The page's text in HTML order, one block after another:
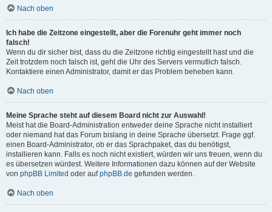
Nach oben
Ich habe die Zeitzone eingestellt, aber die Forenuhr geht immer noch
falsch!
Wenn du dir sicher bist, dass du die Zeitzone richtig eingestellt hast und die
Zeit trotzdem noch falsch ist, geht die Uhr des Servers vermutlich falsch.
Kontaktiere einen Administrator, damit er das Problem beheben kann.
Nach oben
Meine Sprache steht auf diesem Board nicht zur Auswahl!
Meist hat die Board-Administration entweder deine Sprache nicht installiert
oder niemand hat das Forum bislang in deine Sprache übersetzt. Frage ggf.
einen Board-Administrator, ob er das Sprachpaket, das du benötigst,
installieren kann. Falls es noch nicht existiert, würden wir uns freuen, wenn du
es übersetzen würdest. Weitere Informationen dazu können auf der Website
von phpBB Limited oder aufphpBB.de gefunden werden.
Nach oben